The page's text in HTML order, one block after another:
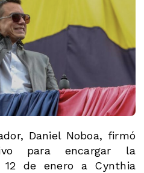
Daniel Noboa, firmó
para encargar la
de enero a Cynthia